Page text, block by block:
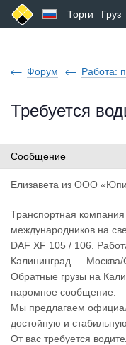
Торги Груз
Форум Работа:
Требуется
Сообщение
Елизавета из ООО
Транспортная
международников на
DAF XF 105 / 106.
Калининград — Москва/
Обратные грузы на
паромное сообщение.
Мы предлагаем
достойную и
От вас требуется